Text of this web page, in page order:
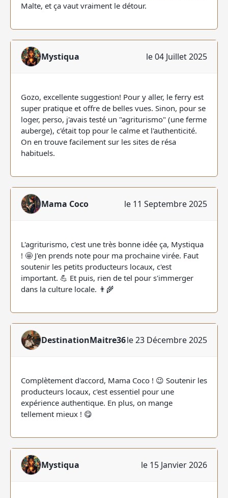
Malte, et ça vaut vraiment le détour.
Mystiqua le 04 Juillet 2025
Gozo, excellente suggestion! Pour y aller, le ferry est
super pratique et offre de belles vues. Sinon, pour se
loger, perso, j'avais testé un "agriturismo" (une ferme
auberge), c'était top pour le calme et l'authenticité.
On en trouve facilement sur les sites de résa
habituels.
Mama Coco le 11 Septembre 2025
L'agriturismo, c'est une très bonne idée ça, Mystiqua
! 🤩 J'en prends note pour ma prochaine virée. Faut
soutenir les petits producteurs locaux, c'est
important. 💪 Et puis, rien de tel pour s'immerger
dans la culture locale. 👨‍🌾
DestinationMaitre36le 23 Décembre 2025
Complètement d'accord, Mama Coco ! 😉 Soutenir les
producteurs locaux, c'est essentiel pour une
expérience authentique. En plus, on mange
tellement mieux ! 😋
Mystiqua le 15 Janvier 2026